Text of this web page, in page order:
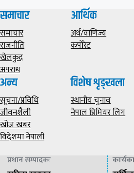
समाचार
समाचार
राजनीति
खेलकुद
अपराध
आर्थिक
अर्थ/वाणिज्य
कर्पोरेट
अन्य
सूचना/प्रविधि
जीवनशैली
खोज खबर
विदेशमा नेपाली
विशेष शृङ्खला
स्थानीय चुनाव
नेपाल प्रिमियर लिग
प्रधान सम्पादकः